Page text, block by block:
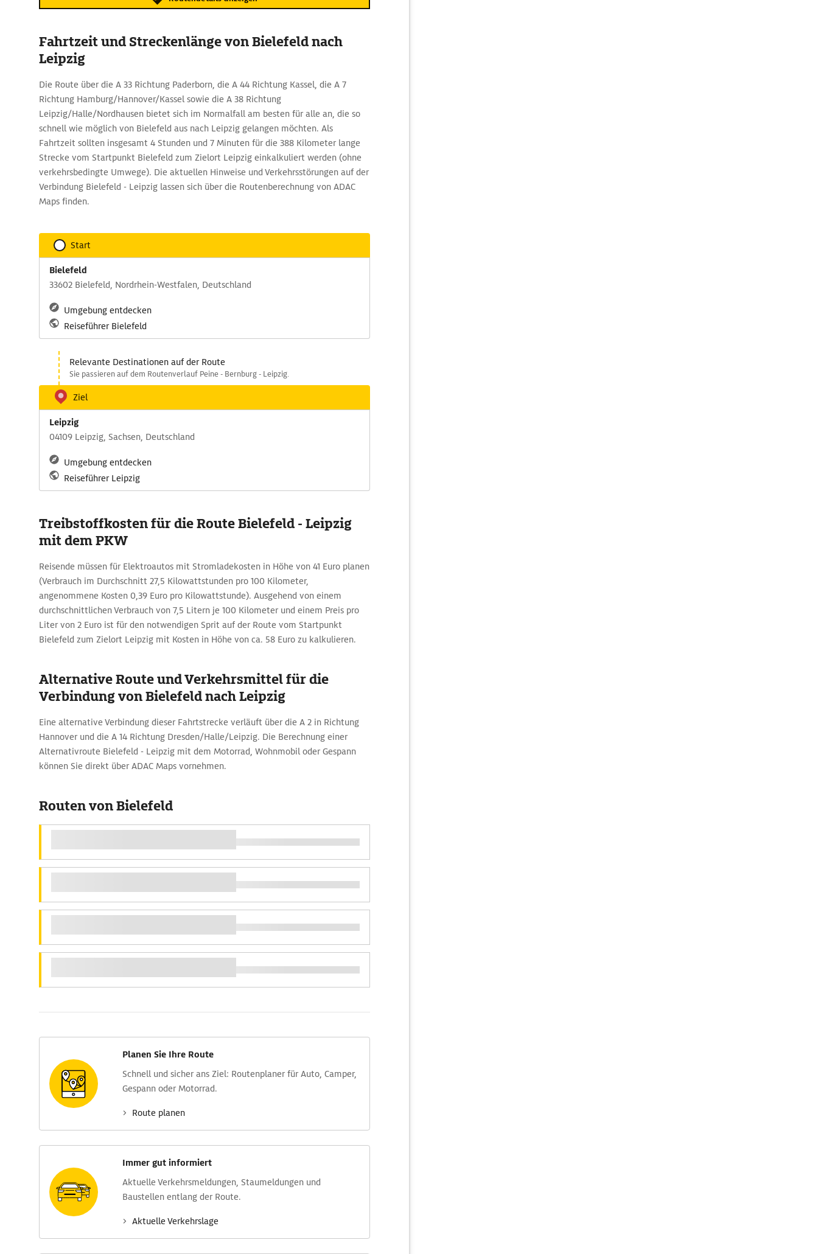
Fahrtzeit und Streckenlänge von Bielefeld nach
Leipzig
Die Route über die A 33 Richtung Paderborn, die A 44 Richtung Kassel, die A 7
Richtung Hamburg/Hannover/Kassel sowie die A 38 Richtung
Leipzig/Halle/Nordhausen bietet sich im Normalfall am besten für alle an, die so
schnell wie möglich von Bielefeld aus nach Leipzig gelangen möchten. Als
Fahrtzeit sollten insgesamt 4 Stunden und 7 Minuten für die 388 Kilometer lange
Strecke vom Startpunkt Bielefeld zum Zielort Leipzig einkalkuliert werden (ohne
verkehrsbedingte Umwege). Die aktuellen Hinweise und Verkehrsstörungen auf der
Verbindung Bielefeld - Leipzig lassen sich über die Routenberechnung von ADAC
Maps finden.
Start
Bielefeld
33602 Bielefeld, Nordrhein-Westfalen, Deutschland
Umgebung entdecken
Reiseführer Bielefeld
Relevante Destinationen auf der Route
Sie passieren auf dem Routenverlauf Peine - Bernburg - Leipzig.
Ziel
Leipzig
04109 Leipzig, Sachsen, Deutschland
Umgebung entdecken
Reiseführer Leipzig
Treibstoffkosten für die Route Bielefeld - Leipzig
mit dem PKW
Reisende müssen für Elektroautos mit Stromladekosten in Höhe von 41 Euro planen
(Verbrauch im Durchschnitt 27,5 Kilowattstunden pro 100 Kilometer,
angenommene Kosten 0,39 Euro pro Kilowattstunde). Ausgehend von einem
durchschnittlichen Verbrauch von 7,5 Litern je 100 Kilometer und einem Preis pro
Liter von 2 Euro ist für den notwendigen Sprit auf der Route vom Startpunkt
Bielefeld zum Zielort Leipzig mit Kosten in Höhe von ca. 58 Euro zu kalkulieren.
Alternative Route und Verkehrsmittel für die
Verbindung von Bielefeld nach Leipzig
Eine alternative Verbindung dieser Fahrtstrecke verläuft über die A 2 in Richtung
Hannover und die A 14 Richtung Dresden/Halle/Leipzig. Die Berechnung einer
Alternativroute Bielefeld - Leipzig mit dem Motorrad, Wohnmobil oder Gespann
können Sie direkt über ADAC Maps vornehmen.
Routen von Bielefeld
Planen Sie Ihre Route
Schnell und sicher ans Ziel: Routen­planer für Auto, Camper,
Gespann oder Motorrad.
Route planen
Immer gut informiert
Aktuelle Verkehrs­meldungen, Stau­meldungen und
Baustellen entlang der Route.
Aktuelle Verkehrs­lage